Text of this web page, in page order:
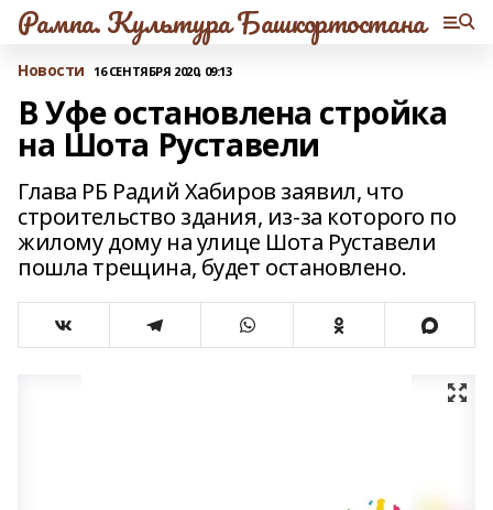
Рампа. Культура Башкортостана
Новости 16 СЕНТЯБРЯ 2020, 09:13
В Уфе остановлена стройка
на Шота Руставели
Глава РБ Радий Хабиров заявил, что
строительство здания, из-за которого по
жилому дому на улице Шота Руставели
пошла трещина, будет остановлено.